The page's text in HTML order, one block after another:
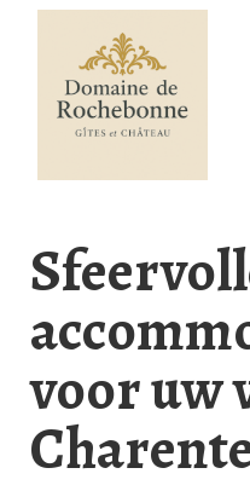
Vakantiehuis
In
voor uw